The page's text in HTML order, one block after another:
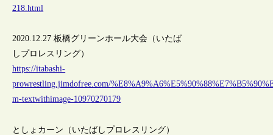
218.html
2020.12.27 板橋グリーンホール大会（いたば
しプロレスリング）
https://itabashi-
prowrestling.jimdofree.com/
m-textwithimage-10970270179
としょカーン（いたばしプロレスリング）